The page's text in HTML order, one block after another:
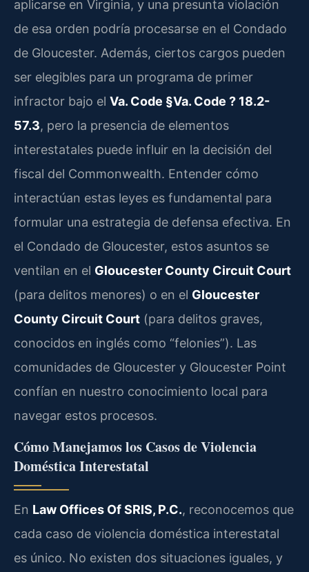
aplicarse en Virginia, y una presunta violación
de esa orden podría procesarse en el Condado
de Gloucester. Además, ciertos cargos pueden
ser elegibles para un programa de primer
infractor bajo el Va. Code §Va. Code ? 18.2-
57.3, pero la presencia de elementos
interestatales puede influir en la decisión del
fiscal del Commonwealth. Entender cómo
interactúan estas leyes es fundamental para
formular una estrategia de defensa efectiva. En
el Condado de Gloucester, estos asuntos se
ventilan en el Gloucester County Circuit Court
(para delitos menores) o en el Gloucester
County Circuit Court (para delitos graves,
conocidos en inglés como “felonies”). Las
comunidades de Gloucester y Gloucester Point
confían en nuestro conocimiento local para
navegar estos procesos.
Cómo Manejamos los Casos de Violencia
Doméstica Interestatal
En Law Offices Of SRIS, P.C., reconocemos que
cada caso de violencia doméstica interestatal
es único. No existen dos situaciones iguales, y